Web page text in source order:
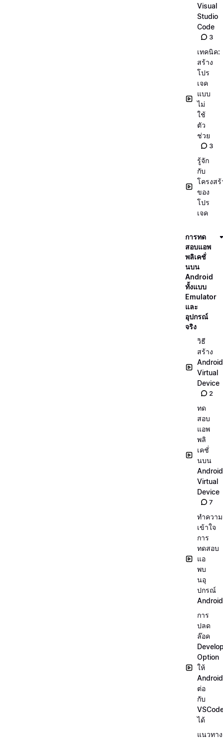
Visual
Studio
Code
3
เทคนิค:
สร้าง
โปร
เจค
แบบ
ไม่
ใช้
ตัว
ช่วย
3
รู้จัก
กับ
โครงสร้
ของ
โปร
เจค
การทด
สอบแอพ
พลิเคชั่
นบน
Android
ทั้งแบบ
Emulator
และ
อุปกรณ์
จริง
วิธี
สร้าง
Android
Virtual
Device
2
ทด
สอบ
แอพ
พลิ
เคชั่
นบน
Android
Virtual
Device
7
ทำความ
เข้าใจ
การ
ทดสอบ
แอ
พบ
นอุ
ปกรณ์
Android
การ
ปลด
ล๊อค
Option
ให้
Android
ต่อ
กับ
ได้
แนวทาง